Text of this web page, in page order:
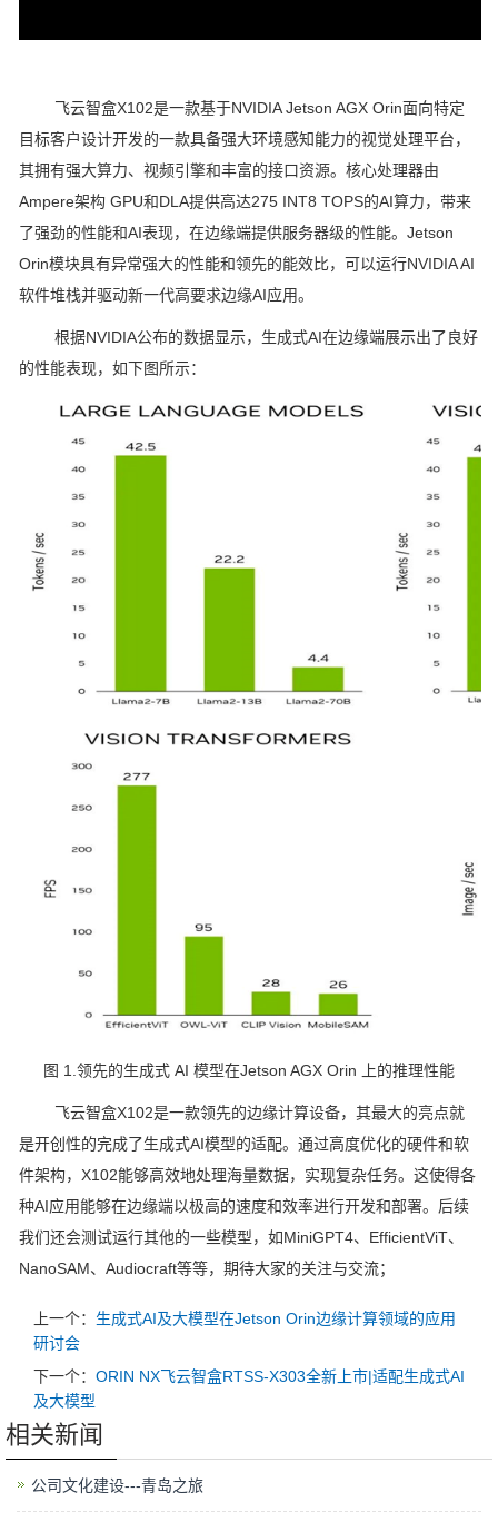
飞云智盒X102是一款基于NVIDIA Jetson AGX Orin面向特定
目标客户设计开发的一款具备强大环境感知能力的视觉处理平台，
其拥有强大算力、视频引擎和丰富的接口资源。核心处理器由
Ampere架构 GPU和DLA提供高达275 INT8 TOPS的AI算力，带来
了强劲的性能和AI表现，在边缘端提供服务器级的性能。Jetson
Orin模块具有异常强大的性能和领先的能效比，可以运行NVIDIA AI
软件堆栈并驱动新一代高要求边缘AI应用。
根据NVIDIA公布的数据显示，生成式AI在边缘端展示出了良好
的性能表现，如下图所示：
图 1.领先的生成式 AI 模型在Jetson AGX Orin 上的推理性能
飞云智盒X102是一款领先的边缘计算设备，其最大的亮点就
是开创性的完成了生成式AI模型的适配。通过高度优化的硬件和软
件架构，X102能够高效地处理海量数据，实现复杂任务。这使得各
种AI应用能够在边缘端以极高的速度和效率进行开发和部署。后续
我们还会测试运行其他的一些模型，如MiniGPT4、EfficientViT、
NanoSAM、Audiocraft等等，期待大家的关注与交流；
上一个： 生成式AI及大模型在Jetson Orin边缘计算领域的应用
研讨会
下一个： ORIN NX飞云智盒RTSS-X303全新上市|适配生成式AI
及大模型
相关新闻
公司文化建设---青岛之旅